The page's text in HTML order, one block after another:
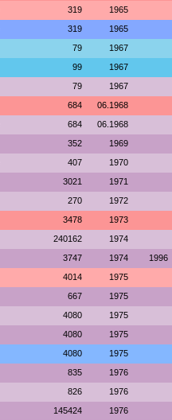
319 1965
319 1965
79 1967
99 1967
79 1967
684 06.1968
684 06.1968
352 1969
407 1970
3021 1971
270 1972
3478 1973
240162 1974
3747 1974 1996
4014 1975
667 1975
4080 1975
4080 1975
4080 1975
835 1976
826 1976
145424 1976